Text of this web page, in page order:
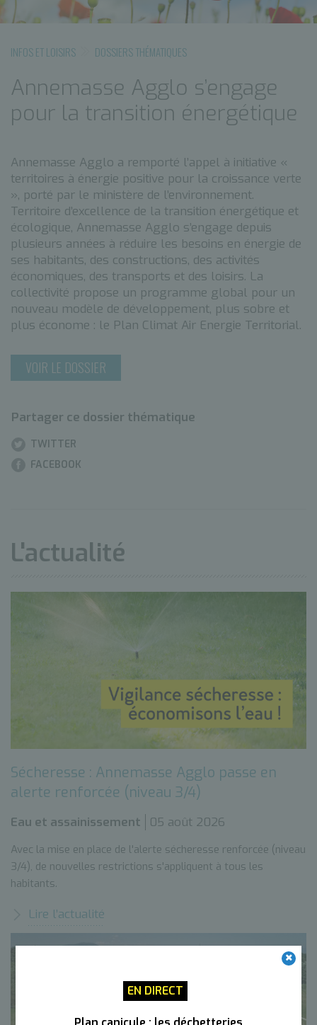
EN DIRECT
INFOS ET LOISIRS DOSSIERS THÉMATIQUES
Annemasse Agglo s’engage
pour la transition énergétique
Annemasse Agglo a remporté l’appel à initiative «
territoires à énergie positive pour la croissance verte
», porté par le ministère de l’environnement.
Territoire d’excellence de la transition énergétique et
écologique, Annemasse Agglo s’engage depuis
plusieurs années à réduire les besoins en énergie de
ses habitants, des constructions, des activités
économiques, des transports et des loisirs. La
collectivité propose un programme global pour un
nouveau modèle de développement, plus sobre et
plus économe : le Plan Climat Air Energie Territorial.
VOIR LE DOSSIER
Partager ce dossier thématique
TWITTER
FACEBOOK
L'actualité
Sécheresse : Annemasse Agglo passe en
alerte renforcée (niveau 3/4)
Eau et assainissement 05 août 2026
Avec la mise en place de l'alerte sécheresse renforcée (niveau
3/4), de nouvelles restrictions s'appliquent à tous les
habitants.
Lire l’actualité